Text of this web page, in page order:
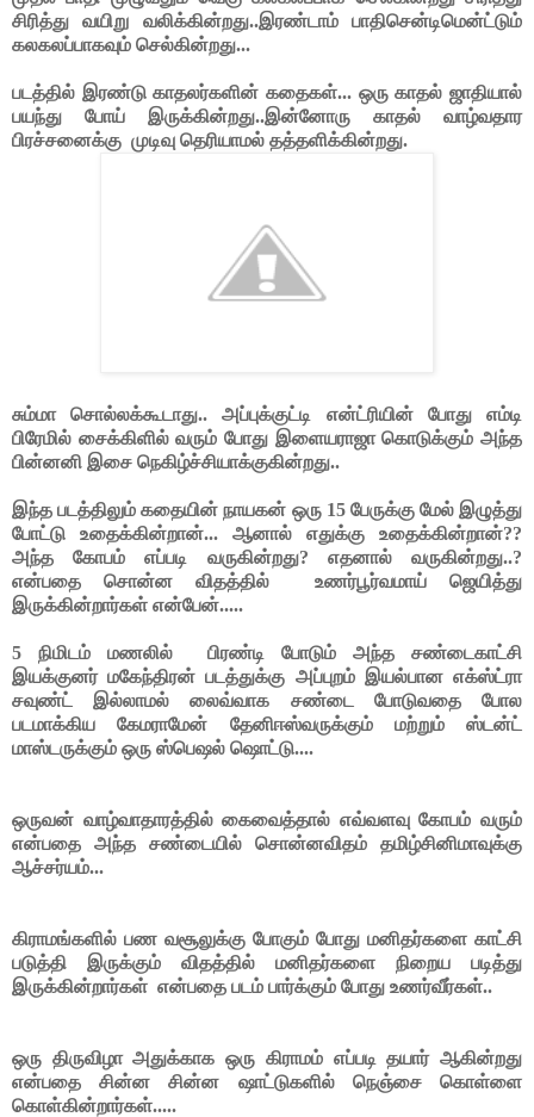
சிரித்து வயிறு வலிக்கின்றது..இரண்டாம் பாதிசென்டிமென்ட்டும்
கலகலப்பாகவும் செல்கின்றது...
படத்தில் இரண்டு காதலர்களின் கதைகள்... ஒரு காதல் ஜாதியால்
பயந்து போய் இருக்கின்றது..இன்னோரு காதல் வாழ்வதார
பிரச்சனைக்கு முடிவு தெரியாமல் தத்தளிக்கின்றது.
சும்மா சொல்லக்கூடாது.. அப்புக்குட்டி என்ட்ரியின் போது எம்டி
பிரேமில் சைக்கிளில் வரும் போது இளையராஜா கொடுக்கும் அந்த
பின்னனி இசை நெகிழ்ச்சியாக்குகின்றது..
இந்த படத்திலும் கதையின் நாயகன் ஒரு 15 பேருக்கு மேல் இழுத்து
போட்டு உதைக்கின்றான்... ஆனால் எதுக்கு உதைக்கின்றான்??
அந்த கோபம் எப்படி வருகின்றது? எதனால் வருகின்றது..?
என்பதை சொன்ன விதத்தில்
உணர்பூர்வமாய் ஜெயித்து
இருக்கின்றார்கள் என்பேன்.....
5 நிமிடம் மணலில்
பிரண்டி போடும் அந்த சண்டைகாட்சி
இயக்குனர் மகேந்திரன் படத்துக்கு அப்புறம் இயல்பான எக்ஸ்ட்ரா
சவுண்ட் இல்லாமல் லைவ்வாக சண்டை போடுவதை போல
படமாக்கிய கேமராமேன் தேனிஈஸ்வருக்கும் மற்றும் ஸ்டன்ட்
மாஸ்டருக்கும் ஒரு ஸ்பெஷல் ஷொட்டு....
ஒருவன் வாழ்வாதாரத்தில் கைவைத்தால் எவ்வளவு கோபம் வரும்
என்பதை அந்த சண்டையில் சொன்னவிதம் தமிழ்சினிமாவுக்கு
ஆச்சர்யம்...
கிராமங்களில் பண வசூலுக்கு போகும் போது மனிதர்களை காட்சி
படுத்தி இருக்கும் விதத்தில் மனிதர்களை நிறைய படித்து
இருக்கின்றார்கள் என்பதை படம் பார்க்கும் போது உணர்வீர்கள்..
ஒரு திருவிழா அதுக்காக ஒரு கிராமம் எப்படி தயார் ஆகின்றது
என்பதை சின்ன சின்ன ஷாட்டுகளில் நெஞ்சை கொள்ளை
கொள்கின்றார்கள்.....